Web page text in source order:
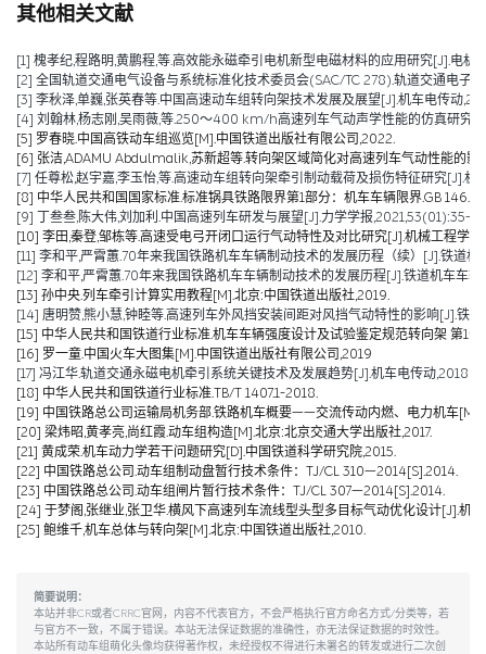
其他相关文献
[1] 槐孝纪,程路明,黄鹏程,等.高效能永磁牵引电机新型电磁材料的应用研究[J].电
[2] 全国轨道交通电气设备与系统标准化技术委员会(SAC/TC 278).轨道交通电
[3] 李秋泽,单巍,张英春等.中国高速动车组转向架技术发展及展望[J].机车电传动
[4] 刘翰林,杨志刚,吴雨薇,等.250～400 km/h高速列车气动声学性能的仿真研究
[5] 罗春晓.中国高铁动车组巡览[M].中国铁道出版社有限公司,2022.
[6] 张洁,ADAMU Abdulmalik,苏新超等.转向架区域简化对高速列车气动性能的
[7] 任尊松,赵宇嘉,李玉怡,等.高速动车组转向架牵引制动载荷及损伤特征研究[J].机
[8] 中华人民共和国国家标准.标准锅具铁路限界第1部分：机车车辆限界.GB
[9] 丁叁叁,陈大伟,刘加利.中国高速列车研发与展望[J].力学学报,2021,53(01):35-
[10] 李田,秦登,邹栋等.高速受电弓开闭口运行气动特性及对比研究[J].机械工程学
[11] 李和平,严霄蕙.70年来我国铁路机车车辆制动技术的发展历程（续）[J].铁道
[12] 李和平,严霄蕙.70年来我国铁路机车车辆制动技术的发展历程[J].铁道机车车
[13] 孙中央.列车牵引计算实用教程[M].北京:中国铁道出版社,2019.
[14] 唐明赞,熊小慧,钟睦等.高速列车外风挡安装间距对风挡气动特性的影响[J].铁
[15] 中华人民共和国铁道行业标准.机车车辆强度设计及试验鉴定规范转向架 第1
[16] 罗一童.中国火车大图集[M].中国铁道出版社有限公司,2019
[17] 冯江华.轨道交通永磁电机牵引系统关键技术及发展趋势[J].机车电传动
[18] 中华人民共和国铁道行业标准.TB/T 1407.1-2018.
[19] 中国铁路总公司运输局机务部.铁路机车概要——交流传动内燃、电力机车[M].
[20] 梁炜昭,黄孝亮,尚红霞.动车组构造[M].北京:北京交通大学出版社,2017.
[21] 黄成荣.机车动力学若干问题研究[D].中国铁道科学研究院,2015.
[22] 中国铁路总公司.动车组制动盘暂行技术条件：TJ/CL 310—2014[S].2014.
[23] 中国铁路总公司.动车组闸片暂行技术条件：TJ/CL 307—2014[S].2014.
[24] 于梦阁,张继业,张卫华.横风下高速列车流线型头型多目标气动优化设计[J].机
[25] 鲍维千,机车总体与转向架[M].北京:中国铁道出版社,2010.
简要说明：
本站并非CR或者CRRC官网，内容不代表官方，不会严格执行官方命名方式/分类等，若
与官方不一致，不属于错误。本站无法保证数据的准确性，亦无法保证数据的时效性。
本站所有动车组萌化头像均获得著作权，未经授权不得进行未署名的转发或进行二次创